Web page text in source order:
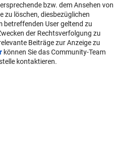
bzw. dem Ansehen von
zu löschen, diesbezüglichen
betreffenden User geltend zu
der Rechtsverfolgung zu
Beiträge zur Anzeige zu
können Sie das Community-Team
kontaktieren.